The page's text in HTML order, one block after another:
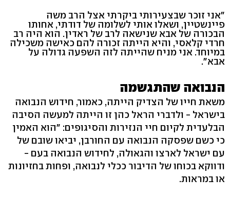
"אני זוכר שבצעירותי ביקרתי אצל הרב משה
פיינשטיין, ושאלו אותי לשלומה של דודתי, אחותו
הבכורה של אבא שנישאה לרב של ראדין. הוא היה רב
חרדי קלאסי, והיא הייתה זכורה להם כאישה משכילה
במיוחד. אני מניח שהייתה לזה השפעה גדולה על
אבא".
הנבואה שהתגשמה
משאת חייו של הצדיק הייתה, כאמור, חידוש הנבואה
בישראל - ולדברי הראל כהן זו הייתה למעשה הסיבה
הבלעדית לקיום חיי הנזירות והסיגופים: "הוא האמין
כי כשם שפסקה הנבואה עם החורבן, יביאו שובם של
עם ישראל לארצו והגאולה, לחידוש הנבואה בעם -
ודווקא בכוחו של הדיבור ככלי לנבואה, ופחות בחזיונות
או במראות.